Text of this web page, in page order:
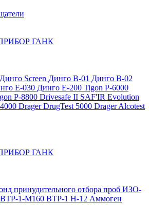
ГАНК
Динго Screen Динго В-01 Динго В-02
Е-030 Динго Е-200 Tigon P-6000
P-8800 Drivesafe II SAF'IR Evolution
Drager DrugTest 5000 Drager Alcotest
ГАНК
принудительного отбора проб ИЗО-
ВТР-1-М160 ВТР-1 Н-12 Аммоген